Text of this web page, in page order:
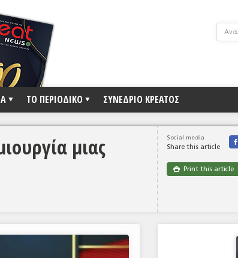
ΤΟ ΠΕΡΙΟΔΙΚΟ ΣΥΝΕΔΡΙΟ ΚΡΕΑΤΟΣ
Social media
Share this article

 Print this article
μιας